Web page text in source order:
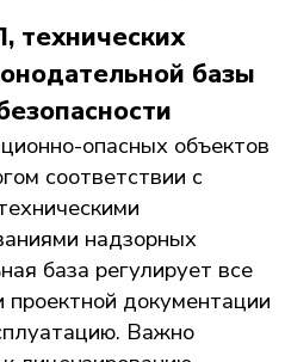
базы
опасных объектов
соответствии с
надзорных
база регулирует все
документации
Важно